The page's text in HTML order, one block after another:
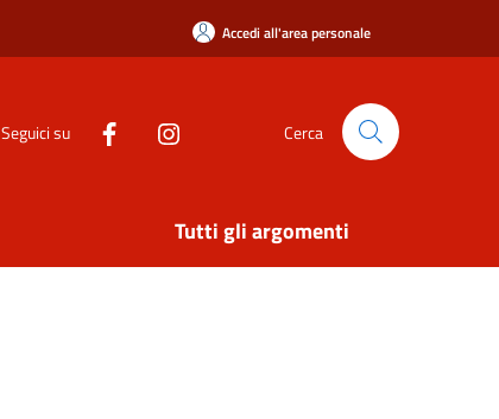
Accedi all'area personale
Seguici su Cerca
Tutti gli argomenti